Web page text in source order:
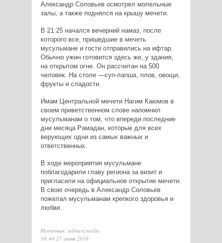
Александр Соловьев осмотрел молельные
залы, а также поднялся на крышу мечети.
В 21:25 начался вечерний намаз, после
которого все, пришедшие в мечеть
мусульмане и гости отправились на ифтар.
Обычно ужин готовится здесь же, у здания,
на открытом огне. Он рассчитан на 500
человек. На столе —суп-лапша, плов, овощи,
фрукты и сладости.
Имам Центральной мечети Нагим Каюмов в
своем приветственном слове напомнил
мусульманам о том, что впереди последние
дни месяца Рамадан, которые для всех
верующих одни из самых важных и
ответственных.
В ходе мероприятия мусульмане
поблагодарили главу региона за визит и
пригласили на официальное открытие мечети.
В свою очередь в Александр Соловьев
пожелал мусульманам крепкого здоровья и
любви.
Источник: udmurt.media
16:48 27 июня 2016